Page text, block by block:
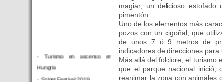
- Turismo en ascenso en
Hungria
- Sziget Festival 2019
magiar, un delicioso estofado
pimentón.
Uno de los elementos más
pozos con un cigoñal, que
de unos 7 ó 9 metros de
indicadores de direcciones para
Más allá del folclore, el turismo
que el parque nacional inició,
reanimar la zona con animales